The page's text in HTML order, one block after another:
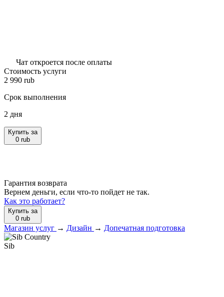
Чат откроется после оплаты
Стоимость услуги
2 990 rub
Срок выполнения
2 дня
Купить за
0 rub
Гарантия возврата
Вернем деньги, если что-то пойдет не так.
Как это работает?
Купить за
0 rub
Магазин услуг → Дизайн → Допечатная подготовка
Sib